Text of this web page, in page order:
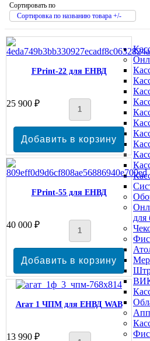
Сортировать по
Сортировка по названию товара +/-
FPrint-22 для ЕНВД
25 900 ₽
FPrint-55 для ЕНВД
40 000 ₽
Агат 1 ЧПМ для ЕНВД WAB
13 990 ₽
для